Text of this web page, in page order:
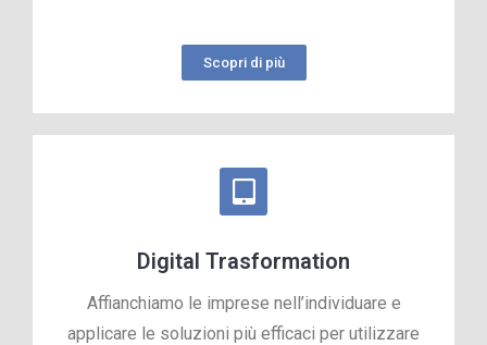
Scopri di più
Digital Trasformation
Affianchiamo le imprese nell’individuare e
applicare le soluzioni più efficaci per utilizzare